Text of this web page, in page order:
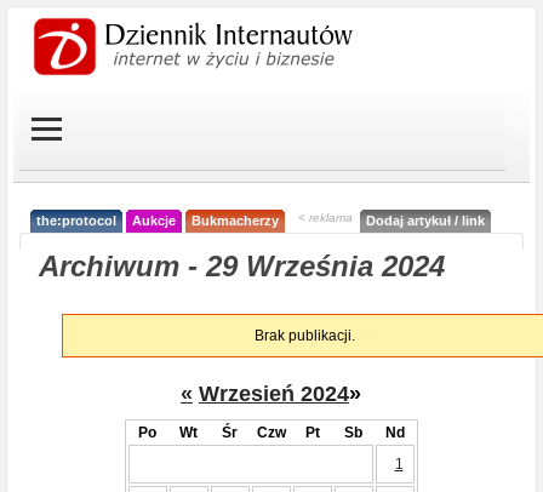
the:protocol Aukcje Bukmacherzy < reklama Dodaj artykuł / link
Archiwum - 29 Września 2024
Brak publikacji.
« Wrzesień 2024»
Po Wt Śr Czw Pt Sb
Nd
1